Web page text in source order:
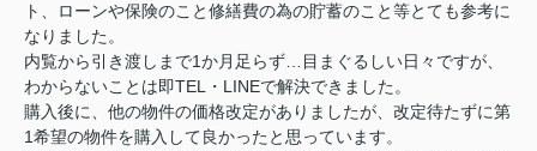
ト、ローンや保険のこと修繕費の為の貯蓄のこと等とても参考に
なりました。
内覧から引き渡しまで1か月足らず…目まぐるしい日々ですが、
わからないことは即TEL・LINEで解決できました。
購入後に、他の物件の価格改定がありましたが、改定待たずに第
1希望の物件を購入して良かったと思っています。